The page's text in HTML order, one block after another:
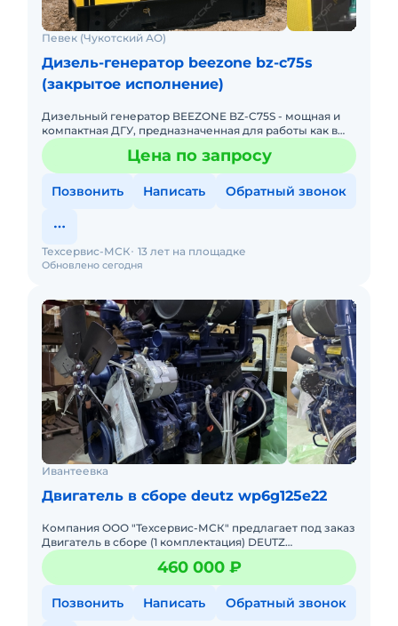
Певек (Чукотский АО)
Дизель-генератор beezone bz-с75s
(закрытое исполнение)
Дизельный генератор BEEZONE BZ-C75S - мощная и
компактная ДГУ, предназначенная для работы как в
помещении, так и на открытом воздухе. Двигатель
Cummins показывЦена по запросу
Позвонить Написать Обратный звонок
Обновлено сегодня
Техсервис-МСК 13 лет на площадке
Ивантеевка
Двигатель в сборе deutz wp6g125e22
Компания ООО "Техсервис-МСК" предлагает под заказ
Двигатель в сборе (1 комплектация) DEUTZ
WP6G125E22. _ Производитель: Weichai. Модель:
WP6G125E22, TD226B-6460 000 ₽
Позвонить Написать Обратный звонок